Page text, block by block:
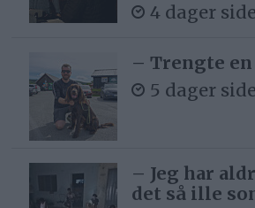
4 dager
– Trengte
5 dager
– Jeg har
det så ille